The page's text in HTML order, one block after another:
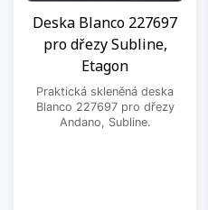
Deska Blanco 227697
pro dřezy Subline,
Etagon
Praktická skleněná deska
Blanco 227697 pro dřezy
Andano, Subline.